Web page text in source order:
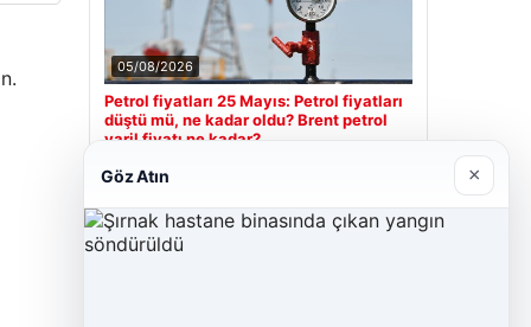
05/08/2026
Petrol fiyatları 25 Mayıs: Petrol fiyatları
düştü mü, ne kadar oldu? Brent petrol
varil fiyatı ne kadar?
Son Eklenen Firmalar
Göz Atın ×